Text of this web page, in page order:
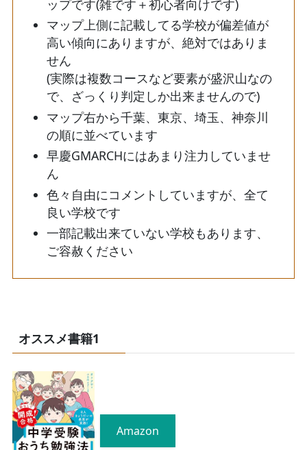
ップです(雑です＋初心者向けです)
マップ上側に記載してる学校が偏差値が
高い傾向にありますが、絶対ではありま
せん
(実際は複数コースなど要素が盛沢山なの
で、ざっくり判定しか出来ませんので)
マップ右から千葉、東京、埼玉、神奈川
の順に並べています
早慶GMARCHにはあまり注力していませ
ん
色々自由にコメントしていますが、全て
良い学校です
一部記載出来ていない学校もあります、
ご容赦ください
オススメ書籍1
Amazon